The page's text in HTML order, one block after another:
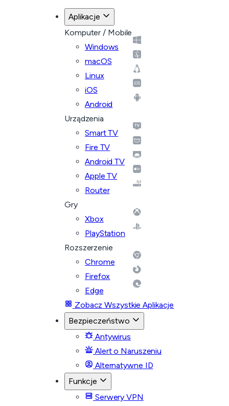
Aplikacje
Komputer / Mobile
Windows
macOS
Linux
iOS
Android
Urządzenia
Smart TV
Fire TV
Android TV
Apple TV
Router
Gry
Xbox
PlayStation
Rozszerzenie
Chrome
Firefox
Edge
Zobacz Wszystkie Aplikacje
Bezpieczeństwo
Antywirus
Alert o Naruszeniu
Alternatywne ID
Funkcje
Serwery VPN